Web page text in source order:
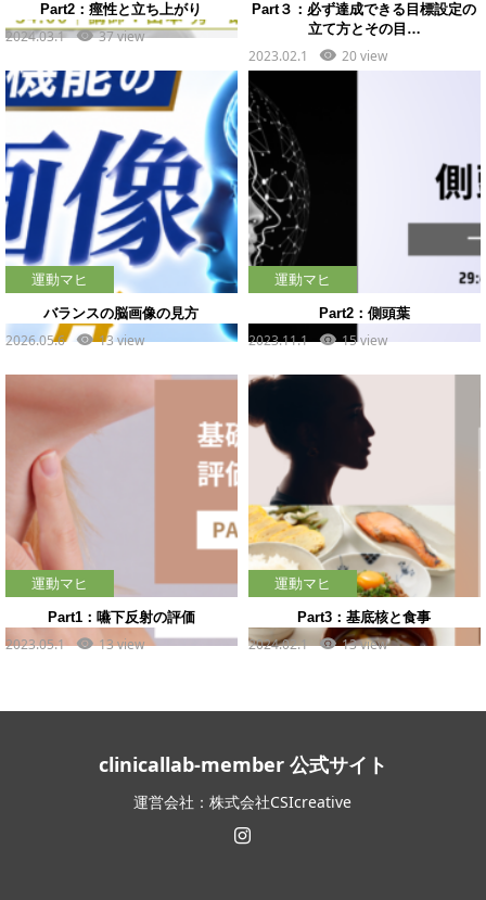
Part2：痙性と立ち上がり
2024.03.1 37 view
Part３：必ず達成できる目標設定の
立て方とその目…
2023.02.1 20 view
運動マヒ
バランスの脳画像の見方
2026.05.6 13 view
運動マヒ
Part2：側頭葉
2023.11.1 15 view
運動マヒ
Part1：嚥下反射の評価
2023.05.1 13 view
運動マヒ
Part3：基底核と食事
2024.02.1 13 view
clinicallab-member 公式サイト
運営会社：株式会社CSIcreative